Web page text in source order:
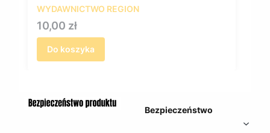
WYDAWNICTWO REGION
Cena
10,00 zł
Do koszyka
Bezpieczeństwo